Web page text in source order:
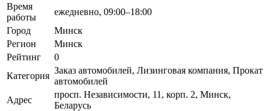
Время
работы
ежедневно, 09:00–18:00
Город
Минск
Регион
Минск
Рейтинг
0
Категория
Заказ автомобилей, Лизинговая компания, Прокат
автомобилей
Адрес
просп. Независимости, 11, корп. 2, Минск,
Беларусь